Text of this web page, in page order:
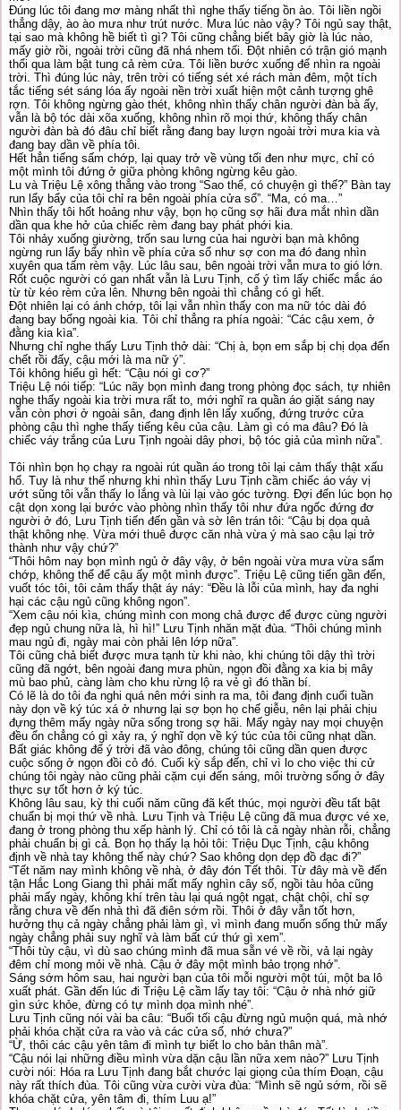
Đúng lúc tôi đang mơ màng nhất thì nghe thấy tiếng ồn ào. Tôi liền ngồi
thẳng dậy, ào ào mưa như trút nước. Mưa lúc nào vậy? Tôi ngủ say thật,
tại sao mà không hề biết tì gì? Tôi cũng chẳng biết bây giờ là lúc nào,
mấy giờ rồi, ngoài trời cũng đã nhá nhem tối. Đột nhiên có trận gió mạnh
thổi qua làm bật tung cả rèm cửa. Tôi liền bước xuống để nhìn ra ngoài
trời. Thì đúng lúc này, trên trời có tiếng sét xé rách màn đêm, một tích
tắc tiếng sét sáng lóa ấy ngoài nền trời xuất hiện một cảnh tượng ghê
rợn. Tôi không ngừng gào thét, không nhìn thấy chân người đàn bà ấy,
vẫn là bộ tóc dài xõa xuống, không nhìn rõ mọi thứ, không thấy chân
người đàn bà đó đâu chỉ biết rằng đang bay lượn ngoài trời mưa kia và
đang bay dần về phía tôi.
Hết hẳn tiếng sấm chớp, lại quay trở về vùng tối đen như mực, chỉ có
một mình tôi đứng ở giữa phòng không ngừng kêu gào.
Lu và Triệu Lệ xông thẳng vào trong “Sao thế, có chuyện gì thế?” Bàn tay
run lẩy bẩy của tôi chỉ ra bên ngoài phía cửa sổ”. “Ma, có ma…”
Nhìn thấy tôi hốt hoảng như vậy, bọn họ cũng sợ hãi đưa mắt nhìn dần
dần qua khe hở của chiếc rèm đang bay phát phới kia.
Tôi nhảy xuống giường, trốn sau lưng của hai người bạn mà không
ngừng run lẩy bẩy nhìn về phía cửa sổ như sợ con ma đó đang nhìn
xuyên qua tấm rèm vậy. Lúc lâu sau, bên ngoài trời vẫn mưa to gió lớn.
Rốt cuộc người có gan nhất vẫn là Lưu Tịnh, cố ý tìm lấy chiếc mắc áo
từ từ kéo rèm cửa lên. Nhưng bên ngoài thì chẳng có gì hết.
Đột nhiên lại có ánh chớp, tôi lại vẫn nhìn thấy con ma nữ tóc dài đó
đang bay bổng ngoài kia. Tôi chỉ thẳng ra phía ngoài: “Các cậu xem, ở
đằng kia kìa”.
Nhưng chỉ nghe thấy Lưu Tịnh thở dài: “Chị à, bọn em sắp bị chị dọa đến
chết rồi đấy, cậu mới là ma nữ ý”.
Tôi không hiểu gì hết: “Cậu nói gì cơ?”
Triệu Lệ nói tiếp: “Lúc nãy bọn mình đang trong phòng đọc sách, tự nhiên
nghe thấy ngoài kia trời mưa rất to, mới nghĩ ra quần áo giặt sáng nay
vẫn còn phơi ở ngoài sân, đang định lên lấy xuống, đứng trước cửa
phòng cậu thì nghe thấy tiếng kêu của cậu. Làm gì có ma đâu? Đó là
chiếc váy trắng của Lưu Tịnh ngoài dây phơi, bộ tóc giả của mình nữa”.
Tôi nhìn bọn họ chạy ra ngoài rút quần áo trong tôi lại cảm thấy thật xấu
hổ. Tuy là như thế nhưng khi nhìn thấy Lưu Tịnh cầm chiếc áo váy vị
ướt sũng tôi vẫn thấy lo lắng và lùi lại vào góc tường. Đợi đến lúc bọn họ
cật dọn xong lại bước vào phòng nhìn thấy tôi như đứa ngốc đứng đơ
người ở đó, Lưu Tịnh tiến đến gần và sờ lên trán tôi: “Cậu bị dọa quả
thật không nhẹ. Vừa mới thuê được căn nhà vừa ý mà sao cậu lại trở
thành như vậy chứ?”
“Thôi hôm nay bọn mình ngủ ở đây vậy, ở bên ngoài vừa mưa vừa sấm
chớp, không thể để cậu ấy một mình được”. Triệu Lệ cũng tiến gần đến,
vuốt tóc tôi, tôi cảm thấy thật áy náy: “Đều là lỗi của mình, hay đa nghi
hại các cậu ngủ cũng không ngon”.
“Xem cậu nói kìa, chúng mình con mong chả được để được cùng người
đẹp ngủ chung nữa là, hì hì!” Lưu Tịnh nhăn mặt đùa. “Thôi chúng mình
mau ngủ đi, ngày mai còn phải lên lớp nữa”.
Tôi cũng chả biết được mưa tạnh từ khi nào, khi chúng tôi dậy thì trời
cũng đã ngớt, bên ngoài đang mưa phùn, ngọn đồi đằng xa kia bị mây
mù bao phủ, càng làm cho khu rừng lộ ra vẻ gì đó thần bí.
Có lẽ là do tôi đa nghi quá nên mới sinh ra ma, tôi đang định cuối tuần
này dọn về ký túc xá ở nhưng lại sợ bọn họ chế giễu, nên lại phải chịu
đựng thêm mấy ngày nữa sống trong sợ hãi. Mấy ngày nay mọi chuyện
đều ổn chẳng có gì xảy ra, ý nghĩ dọn về ký túc của tôi cũng nhạt dần.
Bất giác không để ý trời đã vào đông, chúng tôi cũng dần quen được
cuộc sống ở ngọn đồi cỏ đó. Cuối kỳ sắp đến, chỉ vì lo cho việc thi cử
chúng tôi ngày nào cũng phải cặm cụi đến sáng, môi trường sống ở đây
thực sự tốt hơn ở ký túc.
Không lâu sau, kỳ thi cuối năm cũng đã kết thúc, mọi người đều tất bật
chuẩn bị mọi thứ về nhà. Lưu Tịnh và Triệu Lệ cũng đã mua được vé xe,
đang ở trong phòng thu xếp hành lý. Chỉ có tôi là cả ngày nhàn rỗi, chẳng
phải chuẩn bị gì cả. Bọn họ thấy lạ hỏi tôi: Triệu Dục Tịnh, cậu không
định về nhà tay không thế này chứ? Sao không dọn dẹp đồ đạc đi?”
“Tết năm nay mình không về nhà, ở đây đón Tết thôi. Từ đây mà về đến
tận Hắc Long Giang thì phải mất mấy nghìn cây số, ngồi tàu hỏa cũng
phải mấy ngày, không khí trên tàu lại quá ngột ngạt, chật chội, chỉ sợ
rằng chưa về đến nhà thì đã điên sớm rồi. Thôi ở đây vẫn tốt hơn,
hưởng thụ cả ngày chẳng phải làm gì, vì mình đang muốn sống thử mấy
ngày chẳng phải suy nghĩ và làm bất cứ thứ gì xem”.
“Thôi tùy cậu, vì dù sao chúng mình đã mua sẵn vé về rồi, vả lại ngày
đêm chỉ mong mỏi về nhà. Cậu ở đây một mình bảo trọng nhớ”.
Sáng sớm hôm sau, hai người bạn của tôi mỗi người một túi, một ba lô
xuất phát. Gần đến lúc đi Triệu Lệ cầm lấy tay tôi: “Cậu ở nhà nhớ giữ
gìn sức khỏe, đừng có tự mình dọa mình nhé”.
Lưu Tịnh cũng nói vài ba câu: “Buổi tối cậu đừng ngủ muộn quá, mà nhớ
phải khóa chặt cửa ra vào và các cửa sổ, nhớ chưa?”
“Ừ, thôi các cậu yên tâm đi mình tự biết lo cho bản thân mà”.
“Cậu nói lại những điều mình vừa dặn cậu lần nữa xem nào?” Lưu Tịnh
cười nói: Hóa ra Lưu Tịnh đang bắt chước lại giọng của thím Đoạn, cậu
này rất thích đùa. Tôi cũng vừa cười vừa đùa: “Mình sẽ ngủ sớm, rồi sẽ
khóa chặt cửa, yên tâm đi, thím Luu ạ!”